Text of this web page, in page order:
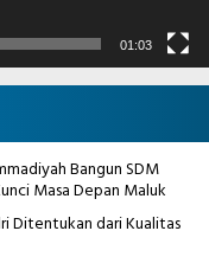
01:03
Bangun SDM
Masa Depan Maluk
Ditentukan dari Kualitas